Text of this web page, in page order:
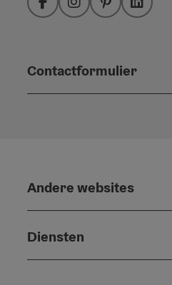
FacebookInstagramPinterestLinkedIn
Contactformulier
Andere websites
Diensten